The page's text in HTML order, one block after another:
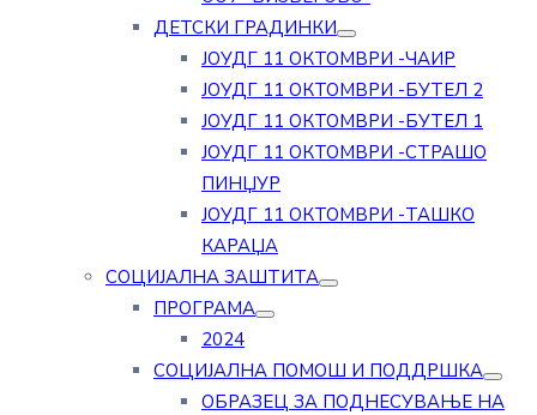
ДЕТСКИ ГРАДИНКИ
ЈОУДГ 11 ОКТОМВРИ -ЧАИР
ЈОУДГ 11 ОКТОМВРИ -БУТЕЛ 2
ЈОУДГ 11 ОКТОМВРИ -БУТЕЛ 1
ЈОУДГ 11 ОКТОМВРИ -СТРАШО
ПИНЏУР
ЈОУДГ 11 ОКТОМВРИ -ТАШКО
КАРАЏА
СОЦИЈАЛНА ЗАШТИТА
ПРОГРАМА
2024
СОЦИЈАЛНА ПОМОШ И ПОДДРШКА
ОБРАЗЕЦ ЗА ПОДНЕСУВАЊЕ НА